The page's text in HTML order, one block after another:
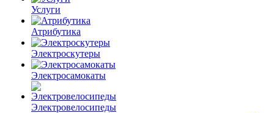
Услуги
Атрибутика
Электроскутеры
Электросамокаты
Электровелосипеды